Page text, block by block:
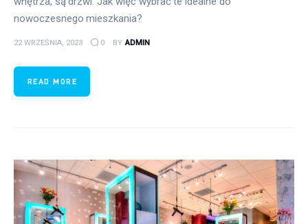
nowoczesnego mieszkania?
22 WRZEŚNIA, 2023 0 BY ADMIN
READ MORE